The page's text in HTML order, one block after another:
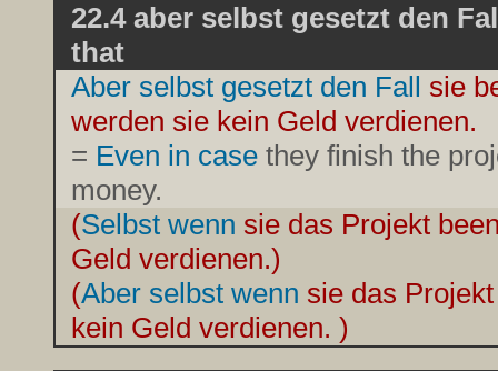
22.4 aber selbst gesetzt den
that
Aber selbst gesetzt den Fall sie
werden sie kein Geld verdienen.
= Even in case they finish the
money.
(Selbst wenn sie das Projekt
Geld verdienen.)
(Aber selbst wenn sie das
kein Geld verdienen. )